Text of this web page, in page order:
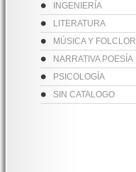
INGENIERÍA
LITERATURA
MÚSICA Y FOLCLOR
NARRATIVA POESÍA
PSICOLOGÍA
SIN CATALOGO